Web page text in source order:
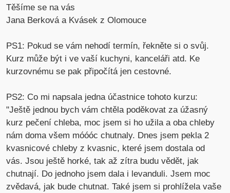
Těšíme se na vás
Jana Berková a Kvásek z Olomouce
PS1: Pokud se vám nehodí termín, řekněte si o svůj.
Kurz může být i ve vaší kuchyni, kanceláři atd. Ke
kurzovnému se pak připočítá jen cestovné.
PS2: Co mi napsala jedna účastnice tohoto kurzu:
"Ještě jednou bych vám chtěla poděkovat za úžasný
kurz pečení chleba, moc jsem si ho užila a oba chleby
nám doma všem móóóc chutnaly. Dnes jsem pekla 2
kvasnicové chleby z kvasnic, které jsem dostala od
vás. Jsou ještě horké, tak až zítra budu vědět, jak
chutnají. Do jednoho jsem dala i levanduli. Jsem moc
zvědavá, jak bude chutnat. Také jsem si prohlížela vaše